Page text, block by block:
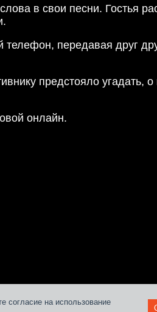
согласие на использование
в свои песни. Гостья
передавая друг
предстояло угадать, о
онлайн.